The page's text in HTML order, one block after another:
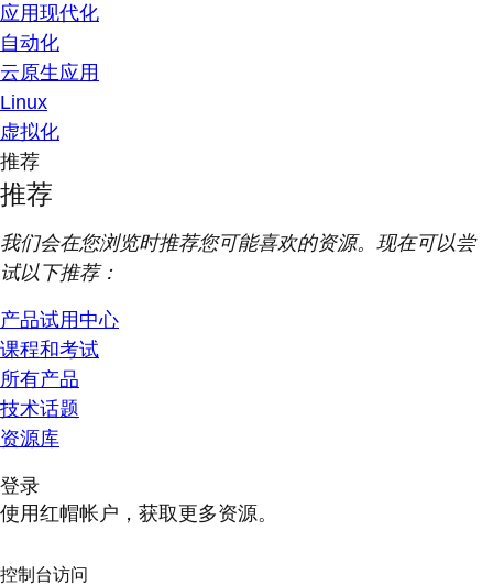
应用现代化
自动化
云原生应用
Linux
虚拟化
推荐
推荐
我们会在您浏览时推荐您可能喜欢的资源。现在可以尝
试以下推荐：
产品试用中心
课程和考试
所有产品
技术话题
资源库
登录
使用红帽帐户，获取更多资源。
控制台访问